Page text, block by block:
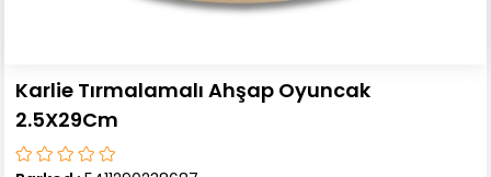
Karlie Tırmalamalı Ahşap Oyuncak
2.5X29Cm